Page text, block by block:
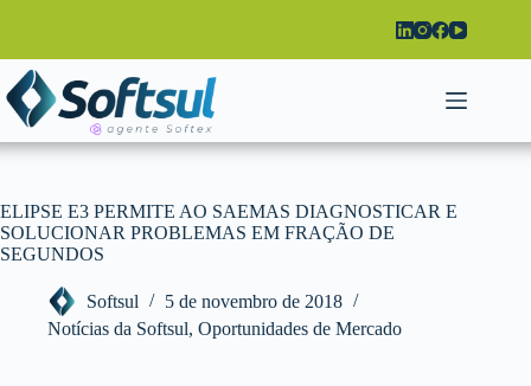
conteúdo
ELIPSE E3 PERMITE AO SAEMAS DIAGNOSTICAR E
SOLUCIONAR PROBLEMAS EM FRAÇÃO DE
SEGUNDOS
Softsul
5 de novembro de 2018
Notícias da Softsul, Oportunidades de Mercado